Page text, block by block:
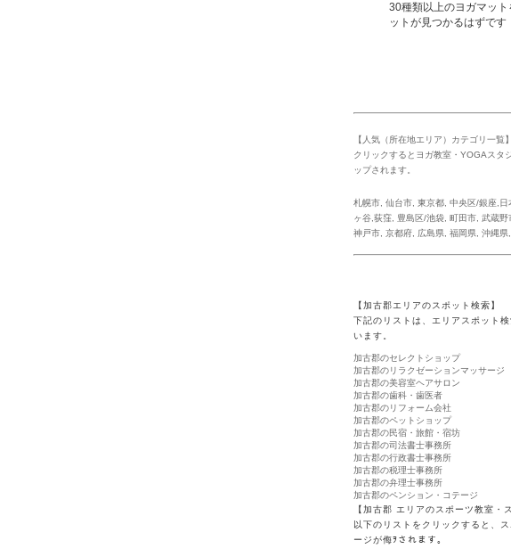
30種類以上のヨガマッ
ットが見つかるはずです
【人気（所在地エリア）カテゴリ一覧】
クリックするとヨガ教室・YOGAスタ
ップされます。
札幌市 仙台市 東京都 中央区/銀座,日
ヶ谷,荻窪
豊島区/池袋 町田市 武蔵野
神戸市 京都府 広島県 福岡県 沖縄県
【加古郡エリアのスポット検索】
下記のリストは、エリアスポット
います。
加古郡のセレクトショップ
加古郡のリラクゼーションマッサージ
加古郡の美容室ヘアサロン
加古郡の歯科・歯医者
加古郡のリフォーム会社
加古郡のペットショップ
加古郡の民宿・旅館・宿坊
加古郡の司法書士事務所
加古郡の行政書士事務所
加古郡の税理士事務所
加古郡の弁理士事務所
加古郡のペンション・コテージ
【加古郡 エリアのスポーツ教室・
以下のリストをクリックすると、
ージが侮ｦされます。